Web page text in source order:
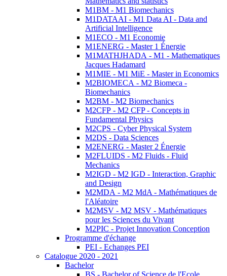
M1BM - M1 Biomechanics
M1DATAAI - M1 Data AI - Data and
Artificial Intelligence
M1ECO - M1 Economie
M1ENERG - Master 1 Énergie
M1MATHJHADA - M1 - Mathematiques
Jacques Hadamard
M1MIE - M1 MiE - Master in Economics
M2BIOMECA - M2 Biomeca -
Biomechanics
M2BM - M2 Biomechanics
M2CFP - M2 CFP - Concepts in
Fundamental Physics
M2CPS - Cyber Physical System
M2DS - Data Sciences
M2ENERG - Master 2 Énergie
M2FLUIDS - M2 Fluids - Fluid
Mechanics
M2IGD - M2 IGD - Interaction, Graphic
and Design
M2MDA - M2 MdA - Mathématiques de
l'Aléatoire
M2MSV - M2 MSV - Mathématiques
pour les Sciences du Vivant
M2PIC - Projet Innovation Conception
Programme d'échange
PEI - Echanges PEI
Catalogue 2020 - 2021
Bachelor
BS - Bachelor of Science de l'Ecole